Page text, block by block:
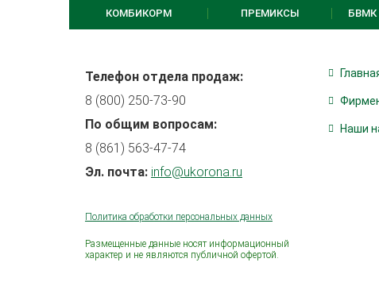
КОМБИКОРМ ПРЕМИКСЫ БВМК
Телефон отдела продаж:
8 (800) 250-73-90
По общим вопросам:
8 (861) 563-47-74
Эл. почта: info@ukorona.ru
Политика обработки персональных данных
Размещенные данные носят информационный
характер и не являются публичной офертой.
Наши